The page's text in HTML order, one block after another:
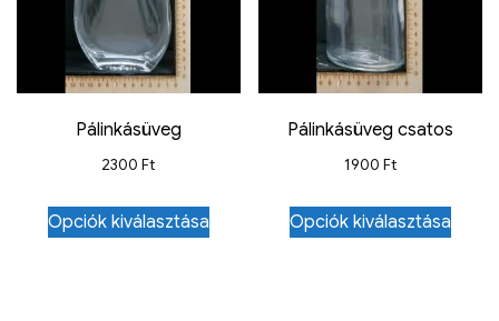
Pálinkásüveg
2300Ft
Opciók kiválasztása
Pálinkásüveg csatos
1900Ft
Opciók kiválasztása